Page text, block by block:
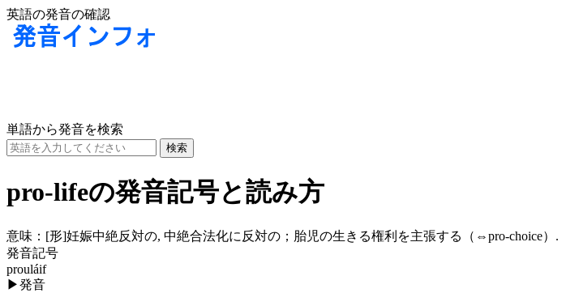
英語の発音の確認
単語から発音を検索
pro-lifeの発音記号と読み方
意味： [形]妊娠中絶反対の, 中絶合法化に反対の；胎児の生きる権利を主張する（⇔pro-choice）.
発音記号
prouláif
▶発音